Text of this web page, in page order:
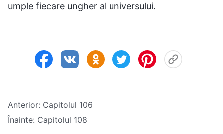
umple fiecare ungher al universului.
Anterior: Capitolul 106
Înainte: Capitolul 108